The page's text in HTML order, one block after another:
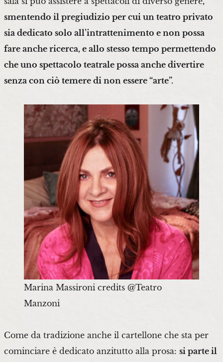
smentendo il pregiudizio per cui un teatro privato
sia dedicato solo all’intrattenimento e non possa
fare anche ricerca, e allo stesso tempo permettendo
che uno spettacolo teatrale possa anche divertire
senza con ciò temere di non essere “arte”.
Marina Massironi credits @Teatro
Manzoni
Come da tradizione anche il cartellone che sta per
cominciare è dedicato anzitutto alla prosa: si parte il